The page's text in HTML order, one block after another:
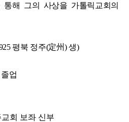
해 그의 사상을 가톨릭교회의
평북 정주(定州) 생)
업
교회 보좌 신부